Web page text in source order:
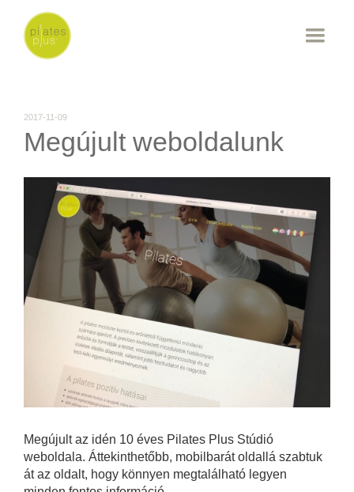
2017-11-09
Megújult weboldalunk
Megújult az idén 10 éves Pilates Plus Stúdió
weboldala. Áttekinthetőbb, mobilbarát oldallá szabtuk
át az oldalt, hogy könnyen megtalálható legyen